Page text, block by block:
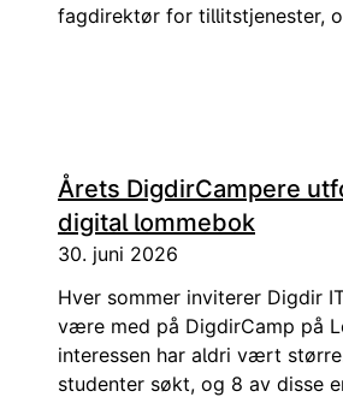
fagdirektør for tillitstjenester,
Årets DigdirCampere
digital lommebok
30. juni 2026
Hver sommer inviterer Digdir
være med på DigdirCamp på
interessen har aldri vært
studenter søkt, og 8 av disse